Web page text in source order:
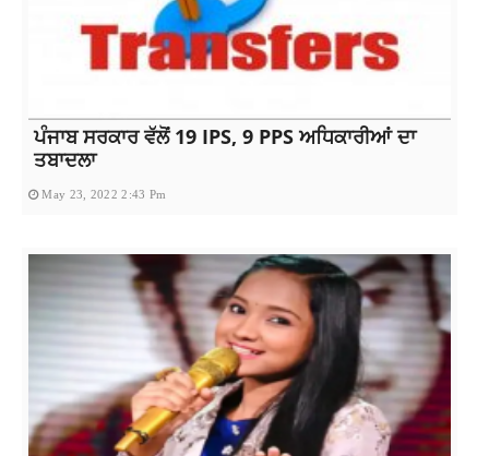
ਪੰਜਾਬ ਸਰਕਾਰ ਵੱਲੋਂ 19 IPS, 9 PPS ਅਧਿਕਾਰੀਆਂ ਦਾ
ਤਬਾਦਲਾ
May 23, 2022 2:43 Pm